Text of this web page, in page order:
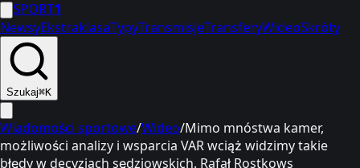
SPORT1
NewsyEkstraklasaTypyTransmisjeTransferyWideoSkróty
Szukaj⌘K
Wiadomości sportowe/Wideo/Mimo mnóstwa kamer,
możliwości analizy i wsparcia VAR wciąż widzimy takie
błędy w decyzjach sędziowskich. Rafał Rostkows